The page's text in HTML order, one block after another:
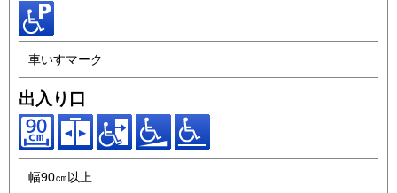
車いすマーク
出入り口
幅90㎝以上